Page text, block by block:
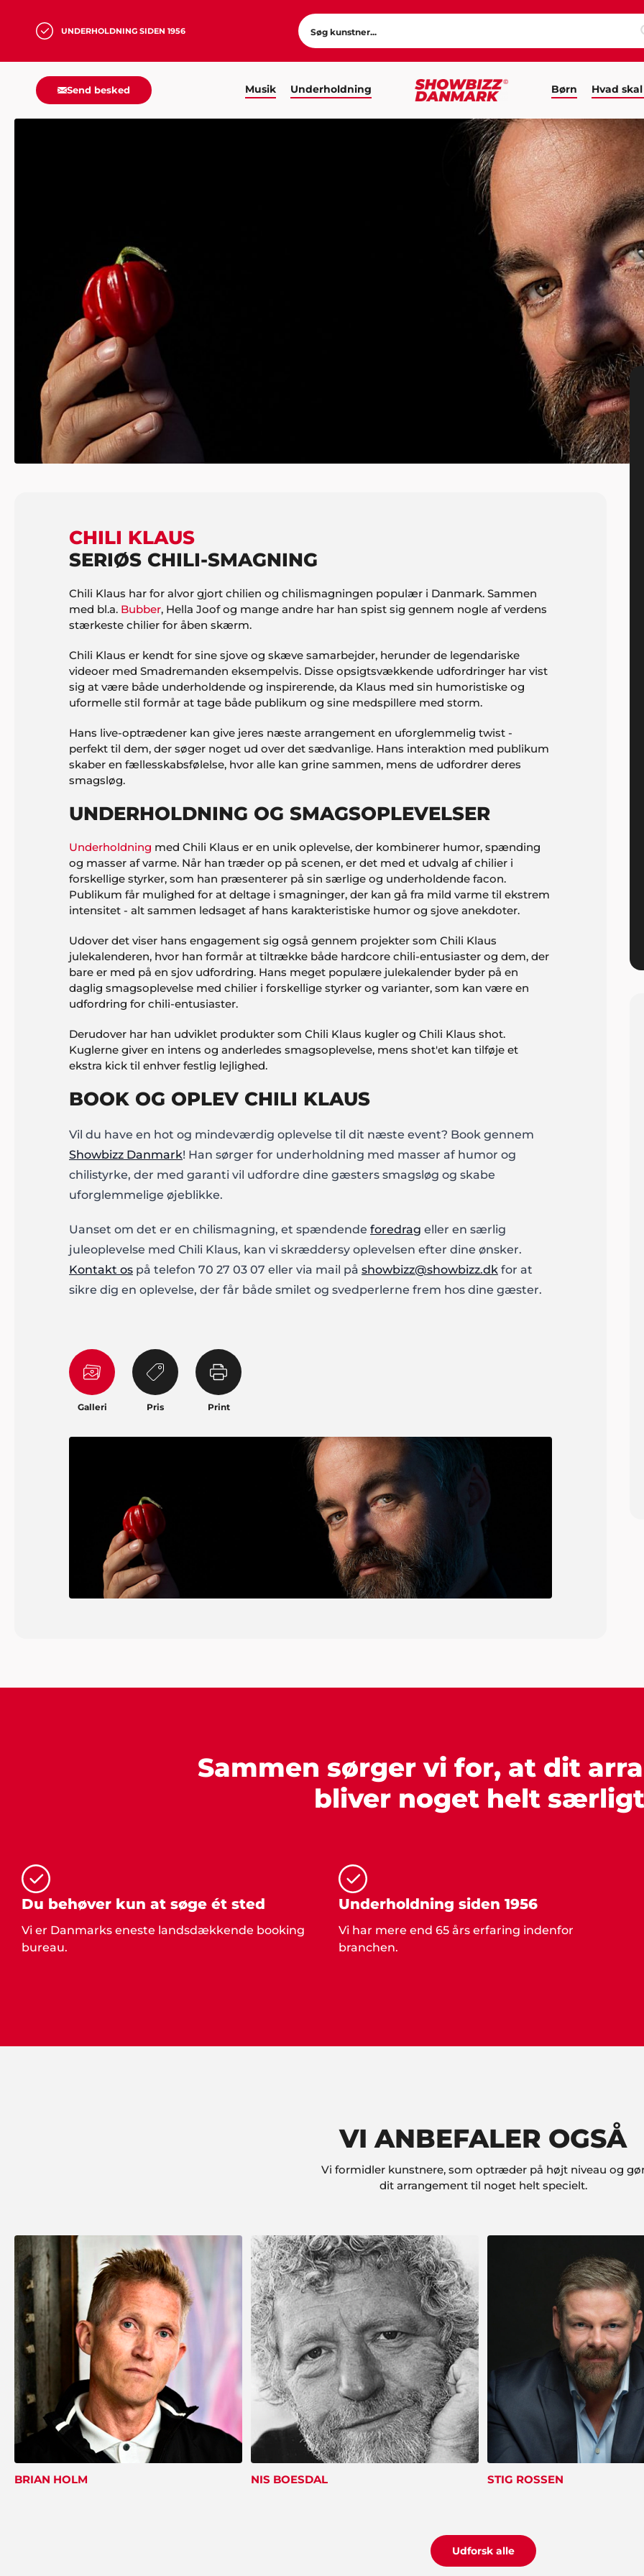
UNDERHOLDNING SIDEN 1956
Send besked Musik Underholdning Børn Hvad
CHILI KLAUS
SERIØS CHILI-SMAGNING
Chili Klaus har for alvor gjort chilien og chilismagningen populær i Danmark. Sammen
med bl.a. Bubber, Hella Joof og mange andre har han spist sig gennem nogle af verdens
stærkeste chilier for åben skærm.
Chili Klaus er kendt for sine sjove og skæve samarbejder, herunder de legendariske
videoer med Smadremanden eksempelvis. Disse opsigtsvækkende udfordringer har vist
sig at være både underholdende og inspirerende, da Klaus med sin humoristiske og
uformelle stil formår at tage både publikum og sine medspillere med storm.
Hans live-optrædener kan give jeres næste arrangement en uforglemmelig twist -
perfekt til dem, der søger noget ud over det sædvanlige. Hans interaktion med publikum
skaber en fællesskabsfølelse, hvor alle kan grine sammen, mens de udfordrer deres
smagsløg.
UNDERHOLDNING OG SMAGSOPLEVELSER
Underholdning med Chili Klaus er en unik oplevelse, der kombinerer humor, spænding
og masser af varme. Når han træder op på scenen, er det med et udvalg af chilier i
forskellige styrker, som han præsenterer på sin særlige og underholdende facon.
Publikum får mulighed for at deltage i smagninger, der kan gå fra mild varme til ekstrem
intensitet - alt sammen ledsaget af hans karakteristiske humor og sjove anekdoter.
Udover det viser hans engagement sig også gennem projekter som Chili Klaus
julekalenderen, hvor han formår at tiltrække både hardcore chili-entusiaster og dem, der
bare er med på en sjov udfordring. Hans meget populære julekalender byder på en
daglig smagsoplevelse med chilier i forskellige styrker og varianter, som kan være en
udfordring for chili-entusiaster.
Derudover har han udviklet produkter som Chili Klaus kugler og Chili Klaus shot.
Kuglerne giver en intens og anderledes smagsoplevelse, mens shot'et kan tilføje et
ekstra kick til enhver festlig lejlighed.
BOOK OG OPLEV CHILI KLAUS
Vil du have en hot og mindeværdig oplevelse til dit næste event? Book gennem
Showbizz Danmark! Han sørger for underholdning med masser af humor og
chilistyrke, der med garanti vil udfordre dine gæsters smagsløg og skabe
uforglemmelige øjeblikke.
Uanset om det er en chilismagning, et spændende foredrag eller en særlig
juleoplevelse med Chili Klaus, kan vi skræddersy oplevelsen efter dine ønsker.
Kontakt os på telefon 70 27 03 07 eller via mail på showbizz@showbizz.dk for at
sikre dig en oplevelse, der får både smilet og svedperlerne frem hos dine gæster.
Galleri Pris Print
Sammen sørger vi for, at dit
bliver noget helt
Du behøver kun at søge ét sted
Vi er Danmarks eneste landsdækkende booking
bureau.
Underholdning siden 1956
Vi har mere end 65 års erfaring indenfor
branchen.
VI ANBEFALER OGSÅ
Vi formidler kunstnere, som optræder på højt niveau og
dit arrangement til noget helt specielt.
BRIAN HOLM NIS BOESDAL STIG ROSSEN
Udforsk alle